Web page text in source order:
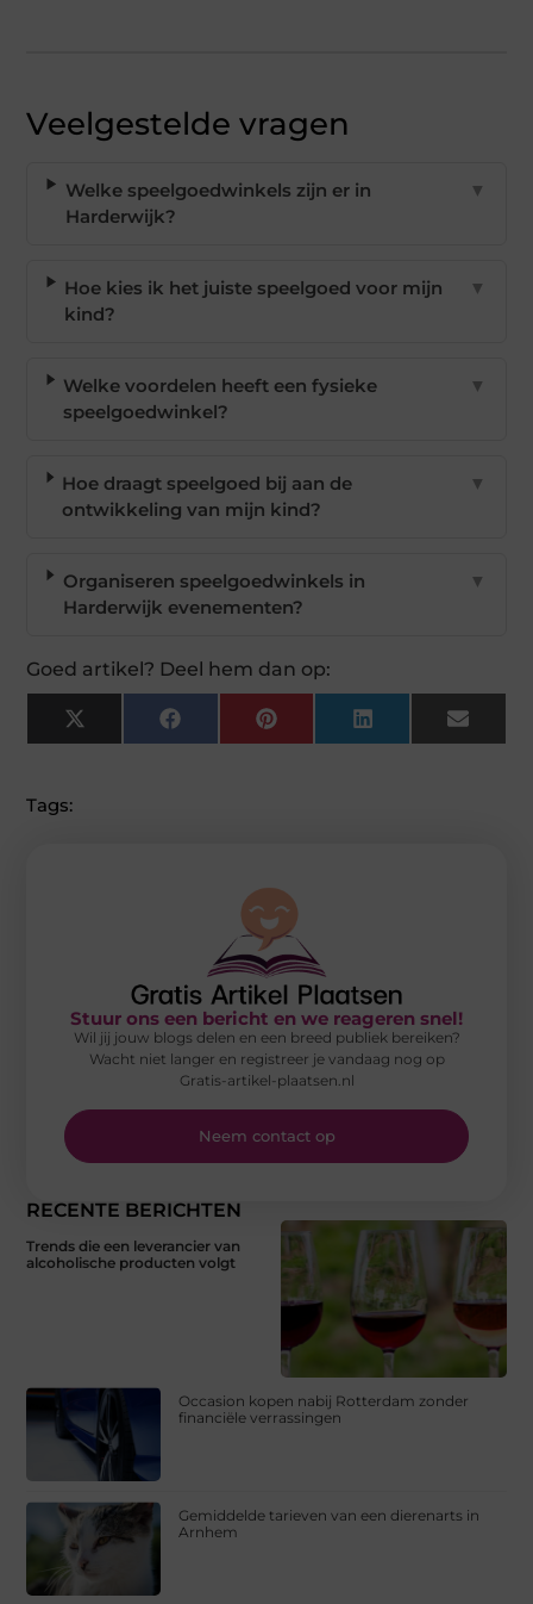
Veelgestelde vragen
Welke speelgoedwinkels zijn er in
Harderwijk?
▼
Hoe kies ik het juiste speelgoed voor mijn
kind?
▼
Welke voordelen heeft een fysieke
speelgoedwinkel?
▼
Hoe draagt speelgoed bij aan de
ontwikkeling van mijn kind?
▼
Organiseren speelgoedwinkels in
Harderwijk evenementen?
▼
Goed artikel? Deel hem dan op:
X
(Twitter)
FacebookPinterest LinkedIn Email
Tags:
RECENTE BERICHTEN
Trends die een leverancier van
alcoholische producten volgt
Occasion kopen nabij Rotterdam zonder
financiële verrassingen
Gemiddelde tarieven van een dierenarts in
Arnhem
Stuur ons een bericht en we reageren snel!
Wil jij jouw blogs delen en een breed publiek bereiken?
Wacht niet langer en registreer je vandaag nog op
Gratis-artikel-plaatsen.nl
Neem contact op